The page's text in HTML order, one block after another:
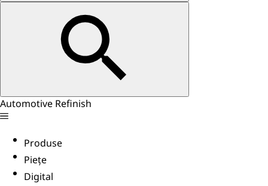
Automotive Refinish
Produse
Piețe
Digital